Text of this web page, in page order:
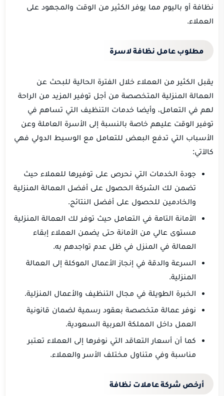
نظافة أو باليوم مما يوفر الكثير من الوقت والمجهود على
العملاء.
مطلوب عامل نظافة لاسرة
يقبل الكثير من العملاء خلال الفترة الحالية للبحث عن
العمالة المنزلية المتخصصة من أجل توفير المزيد من الراحة
لهم في التعامل، وأيضا خدمات التنظيف التي تساهم في
توفير الوقت عليهم خاصة بالنسبة إلى الأسرة العاملة وعن
الأسباب التي تدفع البعض للتعامل مع الوسيط الدولي فهي
كالآتي:
جودة الخدمات التي نحرص على توفيرها للعملاء حيث
تضمن لك الشركة الحصول على أفضل العمالة المنزلية
والخادمين للحصول على أفضل النتائج.
الأمانة التامة في التعامل حيث توفر لك العمالة المنزلية
مستوى عالي من الأمانة حتى يضمن العملاء إبقاء
العمالة في المنزل في ظل عدم تواجدهم به.
السرعة والدقة في إنجاز الأعمال الموكلة إلى العمالة
المنزلية.
الخبرة الطويلة في مجال التنظيف والأعمال المنزلية.
نوفر عمالة متخصصة بعقود رسمية لضمان قانونية
العمل داخل المملكة العربية السعودية.
كما أن أسعار التعاقد التي نوفرها إلى العملاء تعتبر
مناسبة وفي متناول مختلف الأسر والعملاء.
أرخص شركة عاملات نظافة